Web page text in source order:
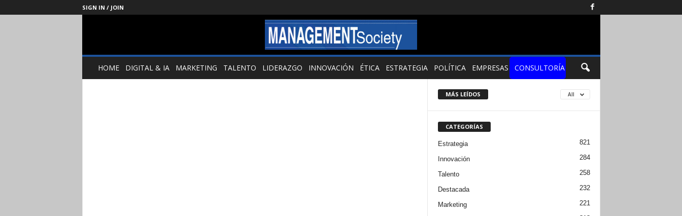
SIGN IN / JOIN
Management
SocietyHOME DIGITAL & IA MARKETING TALENTO LIDERAZGO INNOVACIÓN ÉTICA ESTRATEGIA POLÍTICA EMPRESAS CONSULTORÍA
MÁS LEÍDOS All
CATEGORÍAS
Estrategia 821
Innovación 284
Talento 258
Destacada 232
Marketing 221